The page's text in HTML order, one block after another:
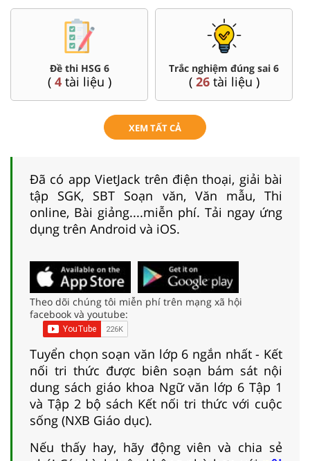
Đề thi HSG 6
( 4tài liệu )
Trắc nghiệm đúng sai 6
( 26tài liệu )
XEM TẤT CẢ
Đã có app VietJack trên điện thoại, giải bài
tập SGK, SBT Soạn văn, Văn mẫu, Thi
online, Bài giảng....miễn phí. Tải ngay ứng
dụng trên Android và iOS.
Theo dõi chúng tôi miễn phí trên mạng xã hội
facebook và youtube:
Tuyển chọn soạn văn lớp 6 ngắn nhất - Kết
nối tri thức được biên soạn bám sát nội
dung sách giáo khoa Ngữ văn lớp 6 Tập 1
và Tập 2 bộ sách Kết nối tri thức với cuộc
sống (NXB Giáo dục).
Nếu thấy hay, hãy động viên và chia sẻ